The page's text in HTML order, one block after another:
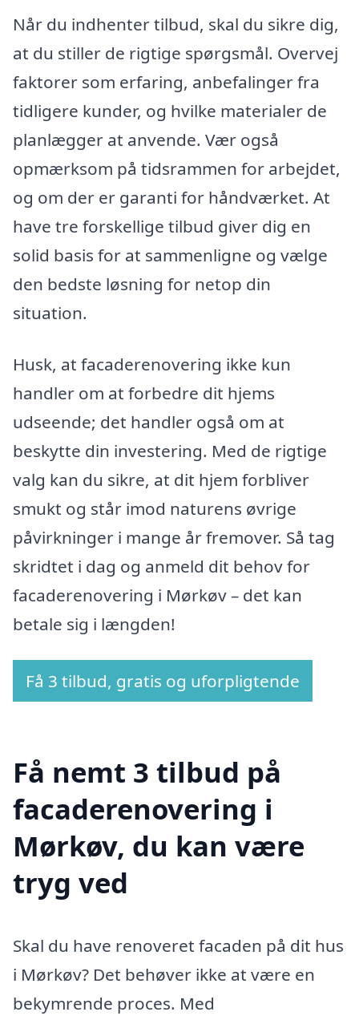
Når du indhenter tilbud, skal du sikre dig,
at du stiller de rigtige spørgsmål. Overvej
faktorer som erfaring, anbefalinger fra
tidligere kunder, og hvilke materialer de
planlægger at anvende. Vær også
opmærksom på tidsrammen for arbejdet,
og om der er garanti for håndværket. At
have tre forskellige tilbud giver dig en
solid basis for at sammenligne og vælge
den bedste løsning for netop din
situation.
Husk, at facaderenovering ikke kun
handler om at forbedre dit hjems
udseende; det handler også om at
beskytte din investering. Med de rigtige
valg kan du sikre, at dit hjem forbliver
smukt og står imod naturens øvrige
påvirkninger i mange år fremover. Så tag
skridtet i dag og anmeld dit behov for
facaderenovering i Mørkøv – det kan
betale sig i længden!
Få 3 tilbud, gratis og uforpligtende
Få nemt 3 tilbud på
facaderenovering i
Mørkøv, du kan være
tryg ved
Skal du have renoveret facaden på dit hus
i Mørkøv? Det behøver ikke at være en
bekymrende proces. Med